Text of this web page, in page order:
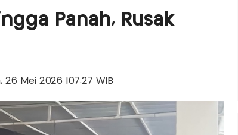
Panah, Rusak
26 Mei 2026 |07:27 WIB